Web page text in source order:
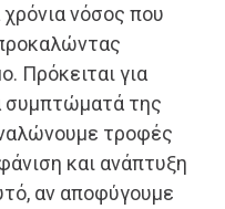
χρόνια νόσος που
Πρόκειται για
συμπτώματά της
τροφές
και ανάπτυξη
αν αποφύγουμε